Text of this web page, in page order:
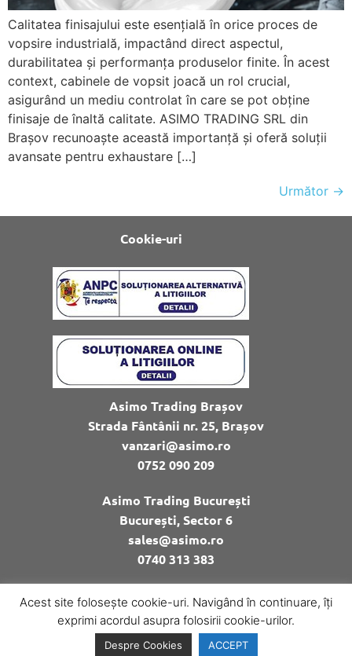
Calitatea finisajului este esențială în orice proces de
vopsire industrială, impactând direct aspectul,
durabilitatea și performanța produselor finite. În acest
context, cabinele de vopsit joacă un rol crucial,
asigurând un mediu controlat în care se pot obține
finisaje de înaltă calitate. ASIMO TRADING SRL din
Brașov recunoaște această importanță și oferă soluții
avansate pentru exhaustare […]
Următor →
Cookie-uri
Asimo Trading Brașov
Strada Fântânii nr. 25, Brașov
vanzari@asimo.ro
0752 090 209
Asimo Trading București
București, Sector 6
sales@asimo.ro
0740 313 383
© Copyright Asimo Trading
Acest site folosește cookie-uri. Navigând în continuare, îți
exprimi acordul asupra folosirii cookie-urilor.
Despre Cookies ACCEPT